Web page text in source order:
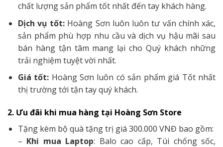
chất lượng sản phẩm tốt nhất đến tay khách hàng.
Dịch vụ tốt: Hoàng Sơn luôn luôn tư vấn chính xác,
sản phẩm phù hợp nhu cầu và dịch vụ hậu mãi sau
bán hàng tận tâm mang lại cho Quý khách những
trải nghiệm tuyệt vời nhất.
Giá tốt: Hoàng Sơn luôn có sản phẩm giá Tốt nhất
thị trường tới tận tay quý khách.
2. Ưu đãi khi mua hàng tại Hoàng Sơn Store
Tặng kèm bộ quà tặng trị giá 300.000 VNĐ bao gồm:
– Khi mua Laptop: Balo cao cấp, Túi chống sốc,